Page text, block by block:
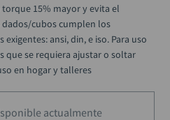
15% mayor y evita el
cubos cumplen los
ansi, din, e iso. Para uso
que se requiera ajustar o soltar
en hogar y talleres
actualmente